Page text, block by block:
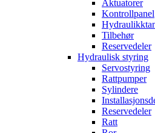
Aktuatorer
Kontrollpanel
Tilbehør
Reservedeler
Hydraulisk styring
Servostyring
Rattpumper
Sylindere
Reservedeler
Ratt